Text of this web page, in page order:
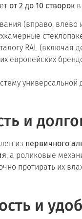
от 2 до 10 створок
(вправо, влево
RAL (включая
европейских
и
из первичного
, а роликовые
протирать их
и